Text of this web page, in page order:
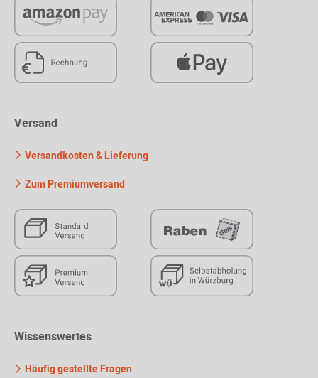
Versand
Versandkosten & Lieferung
Zum Premiumversand
Wissenswertes
Häufig gestellte Fragen